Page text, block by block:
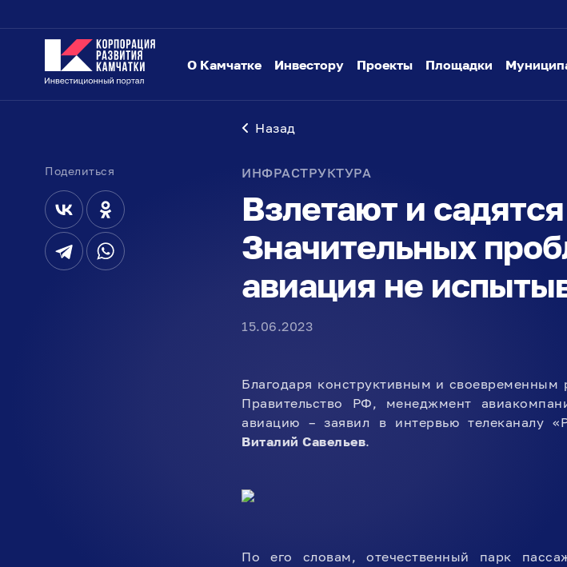
О Камчатке Инвестору Проекты Площадки
Поделиться
Назад
ИНФРАСТРУКТУРА
Взлетают и
Значительных
авиация не
15.06.2023
Благодаря конструктивным и своевременным
Правительство РФ, менеджмент
авиацию – заявил в интервью телеканалу
Виталий Савельев.
По его словам, отечественный парк